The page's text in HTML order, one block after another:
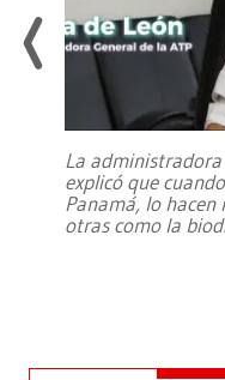
La administradora
explicó que
Panamá, lo
otras como la